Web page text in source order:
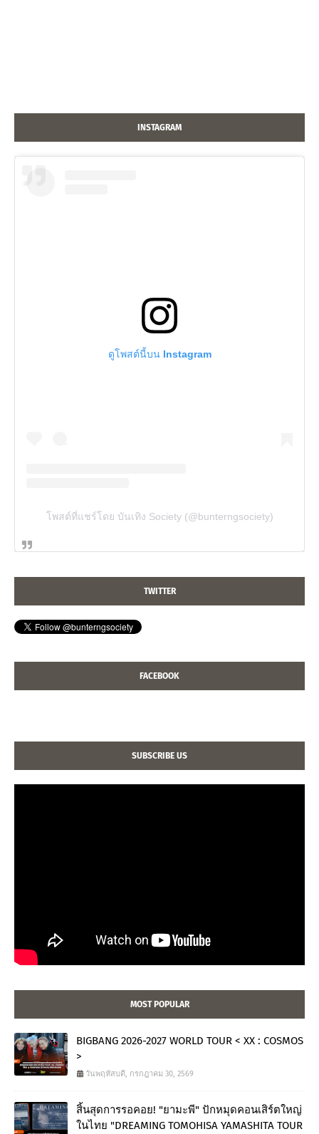
INSTAGRAM
ดูโพสต์นี้บน Instagram
โพสต์ที่แชร์โดย บันเทิง Society (@bunterngsociety)
TWITTER
FACEBOOK
SUBSCRIBE US
MOST POPULAR
BIGBANG 2026-2027 WORLD TOUR < XX : COSMOS
>
วันพฤหัสบดี, กรกฎาคม 30, 2569
สิ้นสุดการรอคอย! "ยามะพี" ปักหมุดคอนเสิร์ตใหญ่
ในไทย "DREAMING TOMOHISA YAMASHITA TOUR